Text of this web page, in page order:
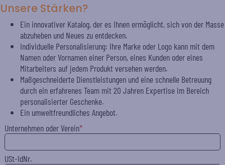
Unsere Stärken?
Ein innovativer Katalog, der es Ihnen ermöglicht, sich von der Masse
abzuheben und Neues zu entdecken.
Individuelle Personalisierung: Ihre Marke oder Logo kann mit dem
Namen oder Vornamen einer Person, eines Kunden oder eines
Mitarbeiters auf jedem Produkt versehen werden.
Maßgeschneiderte Dienstleistungen und eine schnelle Betreuung
durch ein erfahrenes Team mit 20 Jahren Expertise im Bereich
personalisierter Geschenke.
Ein umweltfreundliches Angebot.
Unternehmen oder Verein
USt-IdNr.